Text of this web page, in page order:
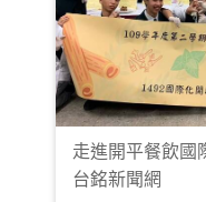
走進開平餐飲國
台銘新聞網